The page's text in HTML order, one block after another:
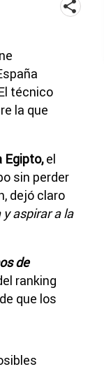
técnico
la que
el
sin perder
dejó claro
aspirar a la
de
ranking
que los